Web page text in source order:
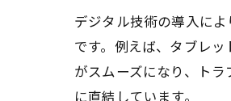
デジタル技術の導入に
です。例えば、タブレ
がスムーズになり、ト
に直結しています。